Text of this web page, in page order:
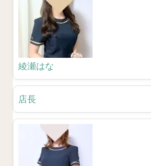
綾瀬はな
店長